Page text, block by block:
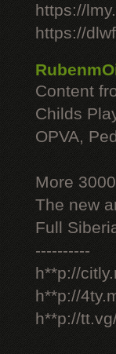
https://
https://
Content
Childs
OPVA,
More
The new
Full
----------
h**p://
h**p://
h**p://